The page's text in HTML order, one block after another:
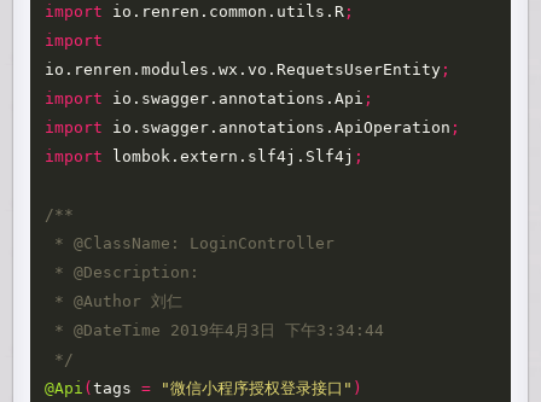
import io.renren.common.utils.R ;
import
io.renren.modules.wx.vo.RequetsUserEntity ;
import
io.swagger.annotations.Api ;
import
io.swagger.annotations.ApiOperation ;
import
lombok.extern.slf4j.Slf4j ;
/**
*/
@Api (tags = "微信小程序授权登录接口" )